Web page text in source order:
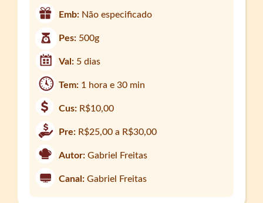
Emb: Não especificado
Pes: 500g
Val: 5 dias
Tem: 1 hora e 30 min
Cus: R$10,00
Pre: R$25,00 a R$30,00
Autor: Gabriel Freitas
Canal: Gabriel Freitas